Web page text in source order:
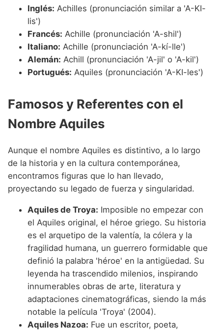
Inglés: Achilles (pronunciación similar a 'A-KI-
lis')
Francés: Achille (pronunciación 'A-shil')
Italiano: Achille (pronunciación 'A-kí-lle')
Alemán: Achill (pronunciación 'A-jil' o 'A-kil')
Portugués: Aquiles (pronunciación 'A-KI-les')
Famosos y Referentes con el
Nombre Aquiles
Aunque el nombre Aquiles es distintivo, a lo largo
de la historia y en la cultura contemporánea,
encontramos figuras que lo han llevado,
proyectando su legado de fuerza y singularidad.
Aquiles de Troya: Imposible no empezar con
el Aquiles original, el héroe griego. Su historia
es el arquetipo de la valentía, la cólera y la
fragilidad humana, un guerrero formidable que
definió la palabra 'héroe' en la antigüedad. Su
leyenda ha trascendido milenios, inspirando
innumerables obras de arte, literatura y
adaptaciones cinematográficas, siendo la más
notable la película 'Troya' (2004).
Aquiles Nazoa: Fue un escritor, poeta,